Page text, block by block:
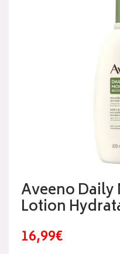
Aveeno
Lotion
16,99€